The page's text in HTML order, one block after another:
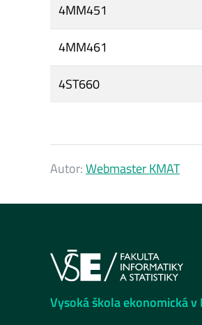
4MM451
4MM461
4ST660
Autor:Webmaster KMAT
Vysoká škola ekonomická v